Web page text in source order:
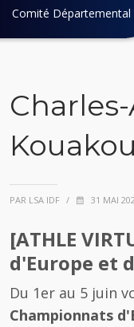
Comité Départemental
PAR LSA IDF / 31 MAI
[ATHLE
d'Europe et
Du 1er au 5 juin
Championnats